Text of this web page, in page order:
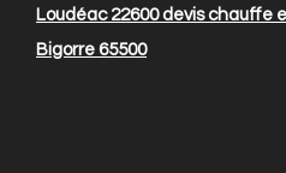
Loudéac 22600devis chauffe
Bigorre 65500